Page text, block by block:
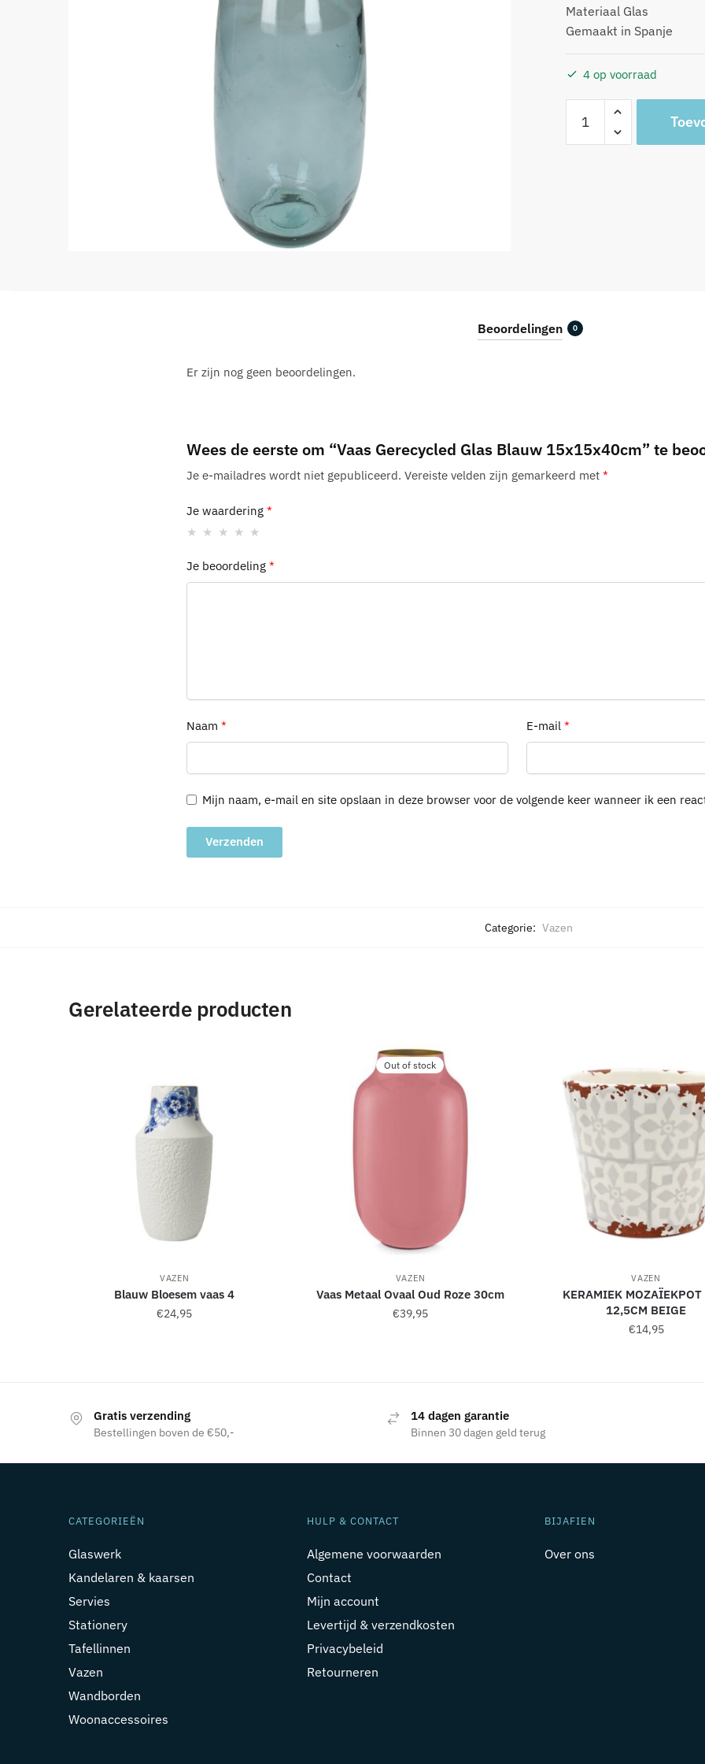
Materiaal Glas
Gemaakt in Spanje
4 op voorraad
Gerecycled
Glas
Beoordelingen 0
Er zijn nog geen beoordelingen.
Wees de eerste om “Vaas Gerecycled Glas Blauw 15x15x40cm” te
Je e-mailadres wordt niet gepubliceerd. Vereiste velden zijn gemarkeerd met *
Je waardering *
Je beoordeling *
Naam * E-mail*
Mijn naam, e-mail en site opslaan in deze browser voor de volgende keer wanneer ik een
t
:
Categorie: Vazen
Gerelateerde producten
VAZEN
Blauw Bloesem vaas 4
€24,95
Out of stock
VAZEN
Vaas Metaal Ovaal Oud Roze 30cm
€39,95
VAZEN
KERAMIEK
12,5CM BEIGE
€14,95
Gratis verzending
Bestellingen boven de €50,-
14 dagen garantie
Binnen 30 dagen geld terug
CATEGORIEËN
Glaswerk
Kandelaren & kaarsen
Servies
Stationery
Tafellinnen
Vazen
Wandborden
Woonaccessoires
HULP & CONTACT
Algemene voorwaarden
Contact
Mijn account
Levertijd & verzendkosten
Privacybeleid
Retourneren
BIJAFIEN
Over ons